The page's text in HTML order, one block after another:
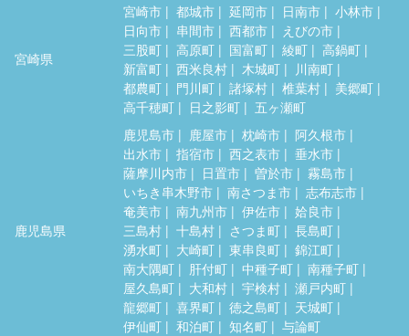
宮崎県
宮崎市 都城市 延岡市 日南市
小林市
日向市
串間市 西都市
えびの市
三股町
高原町 国富町 綾町
高鍋町
新富町
西米良村 木城町
川南町
都農町
門川町 諸塚村 椎葉村
美郷町
高千穂町
日之影町 五ヶ瀬町
鹿児島県
鹿児島市 鹿屋市 枕崎市
阿久根市
出水市
指宿市 西之表市
垂水市
薩摩川内市
日置市 曽於市
霧島市
いちき串木野市
南さつま市
志布志市
奄美市
南九州市 伊佐市
姶良市
三島村
十島村 さつま町
長島町
湧水町
大崎町 東串良町
錦江町
南大隅町
肝付町 中種子町
南種子町
屋久島町
大和村 宇検村
瀬戸内町
龍郷町
喜界町 徳之島町
天城町
伊仙町
和泊町 知名町 与論町